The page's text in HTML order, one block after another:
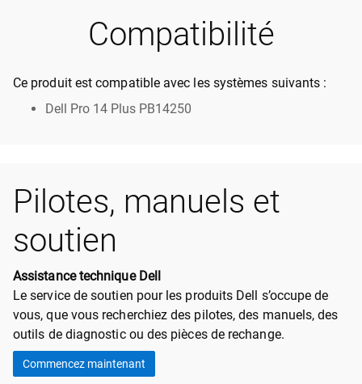
Compatibilité
Ce produit est compatible avec les systèmes suivants :
Dell Pro 14 Plus PB14250
Pilotes, manuels et
soutien
Assistance technique Dell
Le service de soutien pour les produits Dell s’occupe de
vous, que vous recherchiez des pilotes, des manuels, des
outils de diagnostic ou des pièces de rechange.
Commencez maintenant